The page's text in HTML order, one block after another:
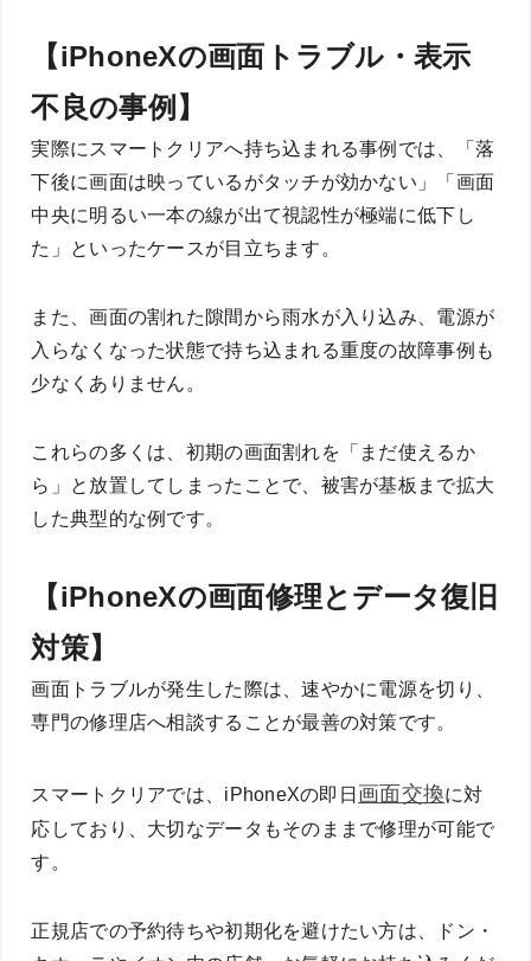
【iPhoneXの画面トラブル・表示
不良の事例】
実際にスマートクリアへ持ち込まれる事例では、「落
下後に画面は映っているがタッチが効かない」「画面
中央に明るい一本の線が出て視認性が極端に低下し
た」といったケースが目立ちます。
また、画面の割れた隙間から雨水が入り込み、電源が
入らなくなった状態で持ち込まれる重度の故障事例も
少なくありません。
これらの多くは、初期の画面割れを「まだ使えるか
ら」と放置してしまったことで、被害が基板まで拡大
した典型的な例です。
【iPhoneXの画面修理とデータ復旧
対策】
画面トラブルが発生した際は、速やかに電源を切り、
専門の修理店へ相談することが最善の対策です。
スマートクリアでは、iPhoneXの即日 画面交換に対
応しており、大切なデータもそのままで修理が可能で
す。
正規店での予約待ちや初期化を避けたい方は、ドン・